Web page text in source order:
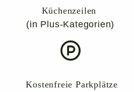
Küchenzeilen
(in Plus-Kategorien)
Kostenfreie Parkplätze